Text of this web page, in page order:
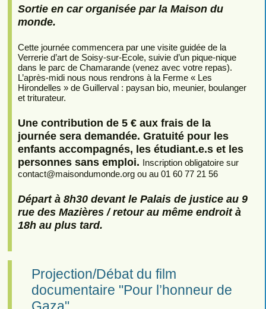
Sortie en car organisée par la Maison du
monde.
Cette journée commencera par une visite guidée de la
Verrerie d’art de Soisy-sur-Ecole, suivie d’un pique-nique
dans le parc de Chamarande (venez avec votre repas).
L’après-midi nous nous rendrons à la Ferme « Les
Hirondelles » de Guillerval : paysan bio, meunier, boulanger
et triturateur.
Une contribution de 5 € aux frais de la
journée sera demandée. Gratuité pour les
enfants accompagnés, les étudiant.e.s et les
personnes sans emploi. Inscription obligatoire sur
contact@maisondumonde.org ou au 01 60 77 21 56
Départ à 8h30 devant le Palais de justice au 9
rue des Mazières / retour au même endroit à
18h au plus tard.
Projection/Débat du film
documentaire "Pour l’honneur de
Gaza"